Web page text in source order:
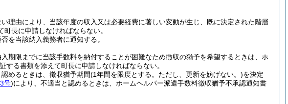
理由により、当該年度の収入又は必要経費に著しい変動が生じ、既に決定された階層
長に申請しなければならない。
を当該納入義務者に通知する。
期限までに当該手数料を納付することが困難なため徴収の猶予を希望するときは、ホ
する書類を添えて町長に申請しなければならない。
めるときは、徴収猶予期間(1年間を限度とする。ただし、更新を妨げない。)を決定
号)により、不適当と認めるときは、ホームヘルパー派遣手数料徴収猶予不承認通知書